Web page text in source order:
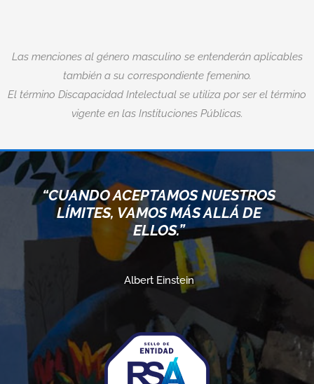
Las menciones al género masculino se entenderán aplicables
también a su correspondiente femenino.
El término Discapacidad Intelectual se utiliza por ser el término
vigente en las Instituciones Públicas.
“CUANDO ACEPTAMOS NUESTROS
LÍMITES, VAMOS MÁS ALLÁ DE
ELLOS.”
Albert Einstein